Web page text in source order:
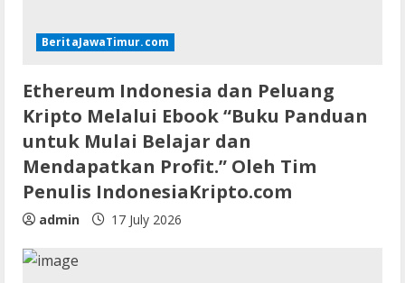
BeritaJawaTimur.com
Ethereum Indonesia dan Peluang
Kripto Melalui Ebook “Buku Panduan
untuk Mulai Belajar dan
Mendapatkan Profit.” Oleh Tim
Penulis IndonesiaKripto.com
admin 17 July 2026